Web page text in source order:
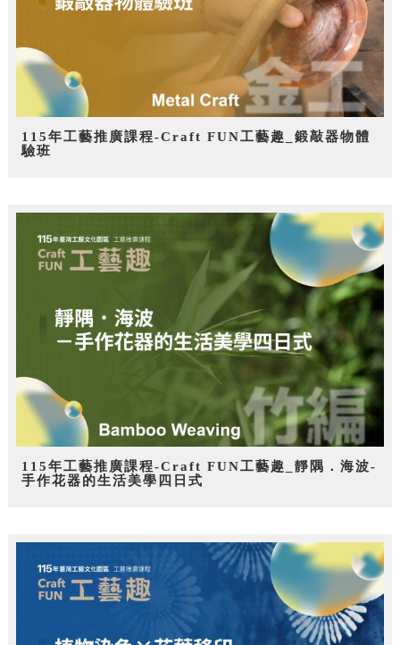
115年工藝推廣課程-Craft FUN工藝趣_鍛敲器物體
驗班
115年工藝推廣課程-Craft FUN工藝趣_靜隅．海波-
手作花器的生活美學四日式